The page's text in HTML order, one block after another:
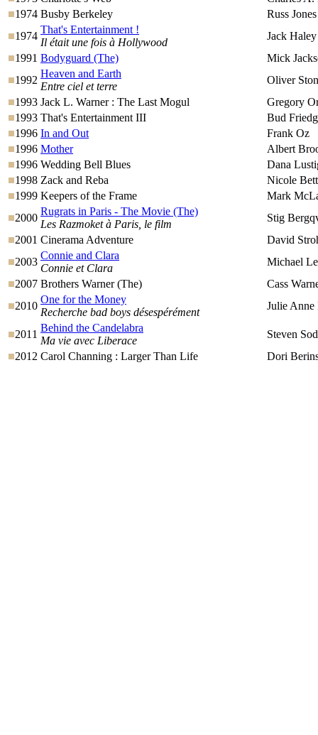
1974 Busby Berkeley
Russ Jones
1974
That's Entertainment !
Il était une fois à Hollywood
Jack Haley
1991 Bodyguard (The)
Mick
1992
Heaven and Earth
Entre ciel et terre
Oliver
1993 Jack L. Warner : The Last Mogul
Gregory
1993 That's Entertainment III
Bud
1996 In and Out
Frank Oz
1996 Mother
Albert
1996 Wedding Bell Blues
Dana
1998 Zack and Reba
Nicole
1999 Keepers of the Frame
Mark
2000
Rugrats in Paris - The Movie (The)
Les Razmoket à Paris, le film
Stig
2001 Cinerama Adventure
David
2003
Connie and Clara
Connie et Clara
Michael
2007 Brothers Warner (The)
Cass
2010
One for the Money
Recherche bad boys désespérément
Julie Anne
2011
Behind the Candelabra
Ma vie avec Liberace
Steven
2012 Carol Channing : Larger Than Life Dori